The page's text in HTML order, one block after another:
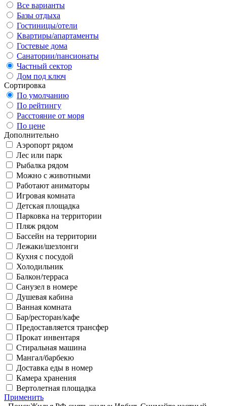
Все варианты
Базы отдыха
Гостиницы/отели
Квартиры/апартаменты
Гостевые дома
Санатории/пансионаты
Частный сектор
Дом под ключ
Сортировка
По умолчанию
По рейтингу
Расстояние от моря
По цене
Дополнительно
Аэропорт рядом
Лес или парк
Рыбалка рядом
Можно с животными
Работают аниматоры
Игровая комната
Детская площадка
Парковка на территории
Пляж рядом
Бассейн на территории
Лежаки/шезлонги
Кухня с посудой
Холодильник
Балкон/терраса
Санузел в номере
Душевая кабина
Ванная комната
Бар/ресторан/кафе
Предоставляется трансфер
Прокат инвентаря
Стиральная машина
Мангал/барбекю
Доставка еды в номер
Камера хранения
Вертолетная площадка
Применить